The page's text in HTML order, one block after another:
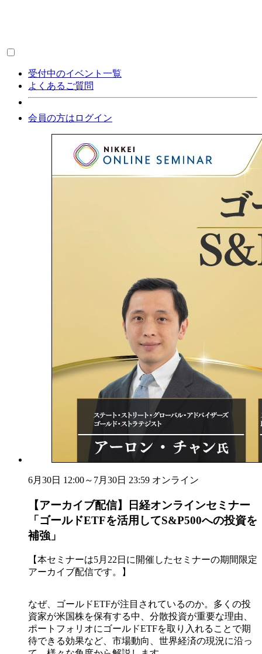
受付中のイベント一覧
よくあるご質問
会員の方はログイン
6月30日 12:00～7月30日 23:59 オンライン
【アーカイブ配信】日経オンラインセミナー
「ゴールドETFを活用してS&P500への投資を
補強」
【本セミナーは5月22日に開催したセミナーの期間限定
アーカイブ配信です。】
なぜ、ゴールドETFが注目されているのか。多くの投
資家が米国株を保有する中、分散投資が重要な理由、
ポートフォリオにゴールドETFを取り入れることで期
待できる効果など、市場動向、世界経済の現況に沿っ